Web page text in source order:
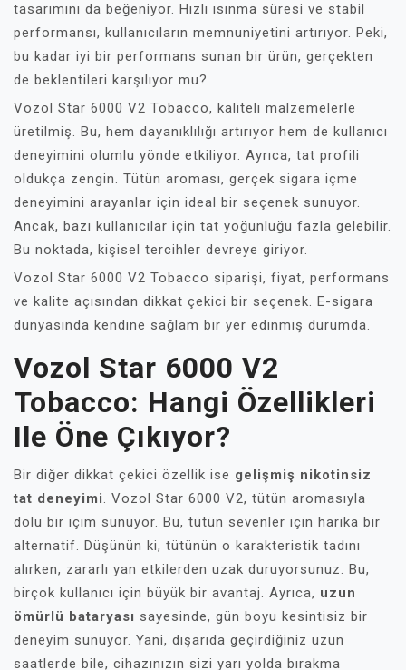
tasarımını da beğeniyor. Hızlı ısınma süresi ve stabil
performansı, kullanıcıların memnuniyetini artırıyor. Peki,
bu kadar iyi bir performans sunan bir ürün, gerçekten
de beklentileri karşılıyor mu?
Vozol Star 6000 V2 Tobacco, kaliteli malzemelerle
üretilmiş. Bu, hem dayanıklılığı artırıyor hem de kullanıcı
deneyimini olumlu yönde etkiliyor. Ayrıca, tat profili
oldukça zengin. Tütün aroması, gerçek sigara içme
deneyimini arayanlar için ideal bir seçenek sunuyor.
Ancak, bazı kullanıcılar için tat yoğunluğu fazla gelebilir.
Bu noktada, kişisel tercihler devreye giriyor.
Vozol Star 6000 V2 Tobacco siparişi, fiyat, performans
ve kalite açısından dikkat çekici bir seçenek. E-sigara
dünyasında kendine sağlam bir yer edinmiş durumda.
Vozol Star 6000 V2
Tobacco: Hangi Özellikleri
Ile Öne Çıkıyor?
Bir diğer dikkat çekici özellik ise gelişmiş nikotinsiz
tat deneyimi. Vozol Star 6000 V2, tütün aromasıyla
dolu bir içim sunuyor. Bu, tütün sevenler için harika bir
alternatif. Düşünün ki, tütünün o karakteristik tadını
alırken, zararlı yan etkilerden uzak duruyorsunuz. Bu,
birçok kullanıcı için büyük bir avantaj. Ayrıca, uzun
ömürlü bataryası sayesinde, gün boyu kesintisiz bir
deneyim sunuyor. Yani, dışarıda geçirdiğiniz uzun
saatlerde bile, cihazınızın sizi yarı yolda bırakma